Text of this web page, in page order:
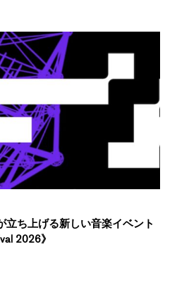
立ち上げる新しい音楽イベント
2026》